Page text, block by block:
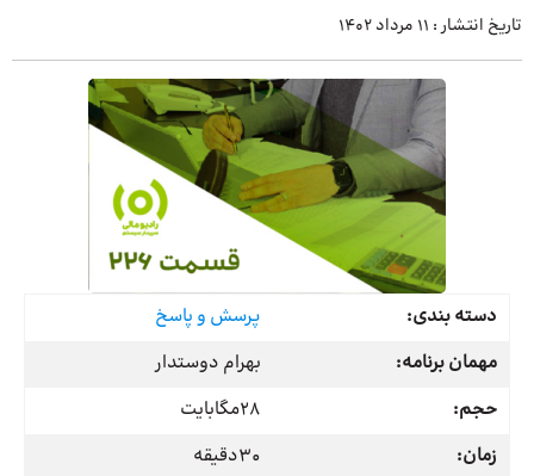
تاریخ انتشار : 11 مرداد 1402
دسته بندی:
پرسش و پاسخ
مهمان برنامه:
بهرام دوستدار
حجم:
28مگابایت
زمان:
30دقیقه